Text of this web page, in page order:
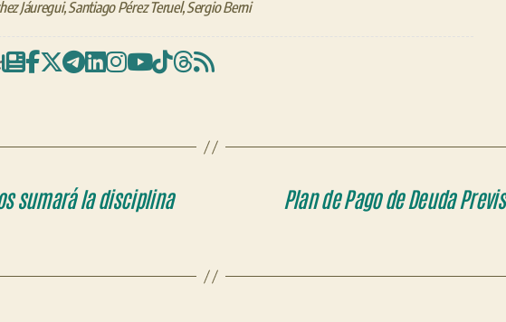
Jáuregui,Santiago Pérez Teruel,Sergio Berni
sumará la disciplina
Plan de Pago de Deuda